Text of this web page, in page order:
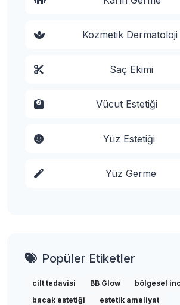
Kozmetik Dermatoloji
Saç Ekimi
Vücut Estetiği
Yüz Estetiği
Yüz Germe
Popüler Etiketler
cilt tedavisi BB Glow
bölgesel
bacak estetiği
estetik ameliyat